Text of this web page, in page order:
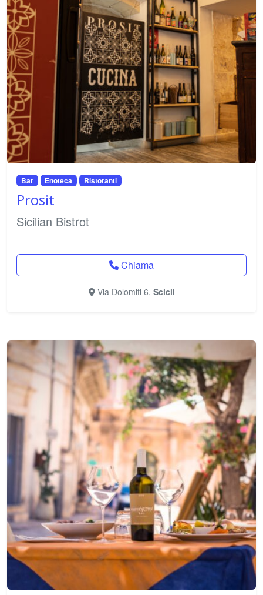
Bar Enoteca Ristoranti
Prosit
Sicilian Bistrot
Chiama
Via Dolomiti 6, Scicli